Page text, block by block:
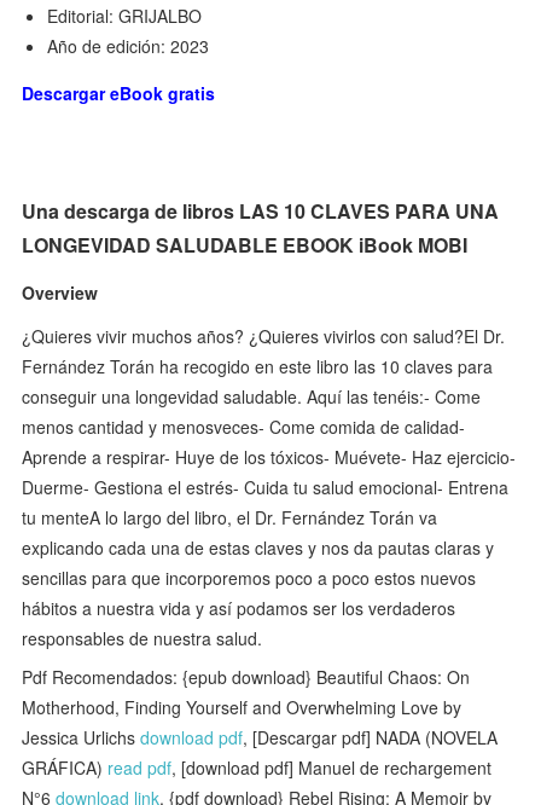
Editorial: GRIJALBO
Año de edición: 2023
Descargar eBook gratis
Una descarga de libros LAS 10 CLAVES PARA UNA
LONGEVIDAD SALUDABLE EBOOK iBook MOBI
Overview
¿Quieres vivir muchos años? ¿Quieres vivirlos con salud?El Dr.
Fernández Torán ha recogido en este libro las 10 claves para
conseguir una longevidad saludable. Aquí las tenéis:- Come
menos cantidad y menosveces- Come comida de calidad-
Aprende a respirar- Huye de los tóxicos- Muévete- Haz ejercicio-
Duerme- Gestiona el estrés- Cuida tu salud emocional- Entrena
tu menteA lo largo del libro, el Dr. Fernández Torán va
explicando cada una de estas claves y nos da pautas claras y
sencillas para que incorporemos poco a poco estos nuevos
hábitos a nuestra vida y así podamos ser los verdaderos
responsables de nuestra salud.
Pdf Recomendados: {epub download} Beautiful Chaos: On
Motherhood, Finding Yourself and Overwhelming Love by
Jessica Urlichsdownload pdf, [Descargar pdf] NADA (NOVELA
GRÁFICA) read pdf, [download pdf] Manuel de rechargement
N°6download link, {pdf download} Rebel Rising: A Memoir by